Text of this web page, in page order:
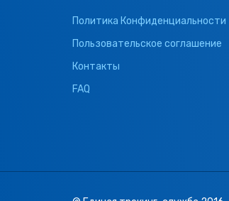
Политика Конфиденциальности
Пользовательское соглашение
Контакты
FAQ